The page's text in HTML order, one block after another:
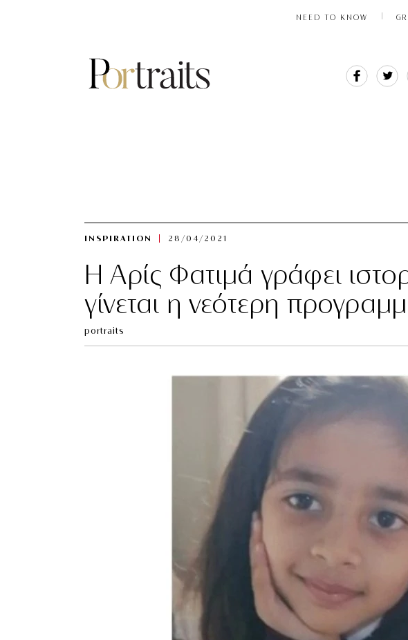
NEED TO KNOW
Share
INSPIRATION 28/04/2021
H Αρίς Φατιμά γράφει
γίνεται η νεότερη
portraits